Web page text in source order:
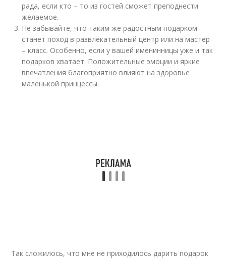
рада, если кто – то из гостей сможет преподнести
желаемое.
Не забывайте, что таким же радостным подарком
станет поход в развлекательный центр или на мастер
– класс. Особенно, если у вашей именинницы уже и так
подарков хватает. Положительные эмоции и яркие
впечатления благоприятно влияют на здоровье
маленькой принцессы.
Так сложилось, что мне не приходилось дарить подарок